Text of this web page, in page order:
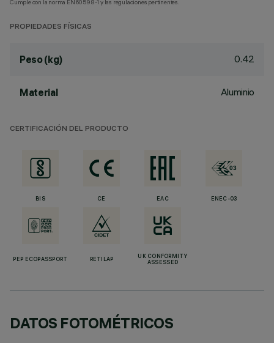
Cumple con la norma EN60598-1 y las regulaciones pertinentes.
PROPIEDADES FÍSICAS
Peso (kg) 0.42
Material Aluminio
CERTIFICACIÓN DEL PRODUCTO
BIS CE EAC ENEC-03
PEP ECOPASSPORT RETILAP
UK CONFORMITY
ASSESSED
DATOS FOTOMÉTRICOS